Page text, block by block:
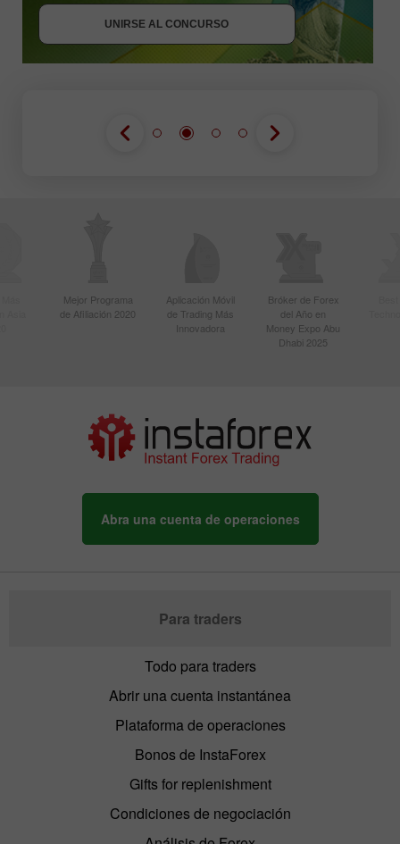
UNIRSE AL CONCURSO
Mejor Programa
de Afiliación 2020
Aplicación Móvil
de Trading Más
Innovadora
Bróker de Forex
del Año en
Money Expo Abu
Dhabi 2025
Abra una cuenta de operaciones
Para traders
Todo para traders
Abrir una cuenta instantánea
Plataforma de operaciones
Bonos de InstaForex
Gifts for replenishment
Condiciones de negociación